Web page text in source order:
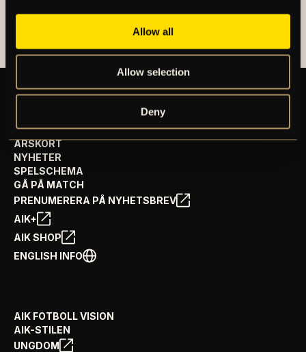
Allow all
Allow selection
Deny
BILJETTER
ÅRSKORT
NYHETER
SPELSCHEMA
GÅ PÅ MATCH
PRENUMERERA PÅ NYHETSBREV
AIK+
AIK SHOP
ENGLISH INFO
AIK FOTBOLL VISION
AIK-STILEN
UNGDOM